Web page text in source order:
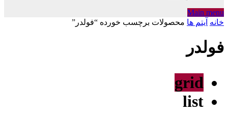
Main menu
خانه آیتم ها محصولات برچسب خورده “فولدر”
فولدر
grid
list